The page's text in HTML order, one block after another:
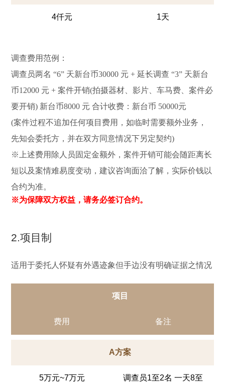
4仟元 1天
调查费用范例：
调查员两名 “6” 天新台币30000 元 + 延长调查 “3” 天新台
币12000 元 + 案件开销(拍摄器材、影片、车马费、案件必
要开销) 新台币8000 元 合计收费：新台币 50000元
(案件过程不追加任何项目费用，如临时需要额外业务，
先知会委托方，并在双方同意情况下另定契约)
※上述费用除人员固定金额外，案件开销可能会随距离长
短以及案情难易度变动，建议咨询面洽了解，实际价钱以
合约为准。
※为保障双方权益，请务必签订合约。
2.项目制
适用于委托人怀疑有外遇迹象但手边没有明确证据之情况
项目
费用 备注
A方案
5万元~7万元
调查员1至2名 一天8至